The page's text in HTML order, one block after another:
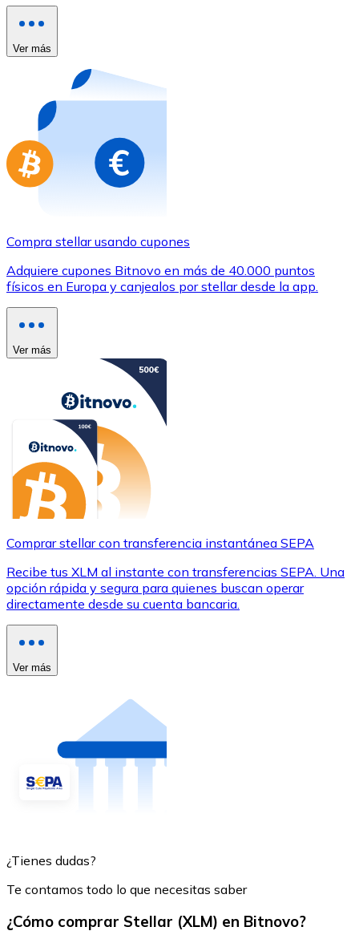
Nuevo
Compra tarjetas regalo de tus marcas favoritas con
Ir a la tienda de tarjetas regalo
Ver más
Compra stellar usando cupones
Adquiere cupones Bitnovo en más de 40.000 puntos
físicos en Europa y canjealos por stellar desde la app.
Ver más
Comprar stellar con transferencia instantánea SEPA
Recibe tus XLM al instante con transferencias SEPA. Una
opción rápida y segura para quienes buscan operar
directamente desde su cuenta bancaria.
Ver más
¿Tienes dudas?
Te contamos todo lo que necesitas saber
¿Cómo comprar Stellar (XLM) en Bitnovo?